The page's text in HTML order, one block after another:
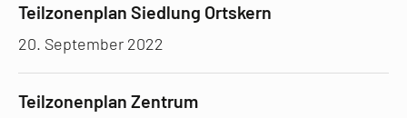
Teilzonenplan Siedlung Ortskern
20. September 2022
Teilzonenplan Zentrum